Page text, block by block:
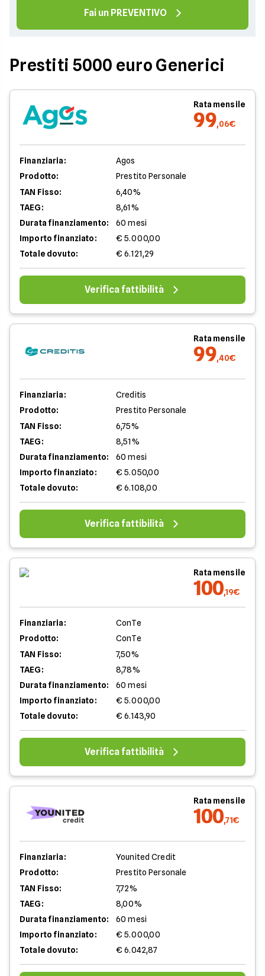
Fai un PREVENTIVO
Prestiti 5000 euro Generici
Rata mensile
99,06€
Finanziaria:
Agos
Prodotto:
Prestito Personale
TAN Fisso:
6,40%
TAEG:
8,61%
Durata finanziamento:
60 mesi
Importo finanziato:
€ 5.000,00
Totale dovuto:
€ 6.121,29
Verifica fattibilità
Rata mensile
99,40€
Finanziaria:
Creditis
Prodotto:
Prestito Personale
TAN Fisso:
6,75%
TAEG:
8,51%
Durata finanziamento:
60 mesi
Importo finanziato:
€ 5.050,00
Totale dovuto:
€ 6.108,00
Verifica fattibilità
Rata mensile
100,19€
Finanziaria:
ConTe
Prodotto:
ConTe
TAN Fisso:
7,50%
TAEG:
8,78%
Durata finanziamento:
60 mesi
Importo finanziato:
€ 5.000,00
Totale dovuto:
€ 6.143,90
Verifica fattibilità
Rata mensile
100,71€
Finanziaria:
Younited Credit
Prodotto:
Prestito Personale
TAN Fisso:
7,72%
TAEG:
8,00%
Durata finanziamento:
60 mesi
Importo finanziato:
€ 5.000,00
Totale dovuto:
€ 6.042,87